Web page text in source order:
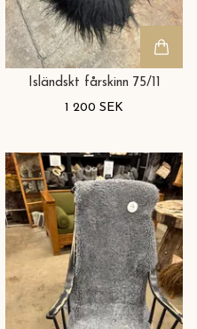
Isländskt fårskinn 75/11
1 200 SEK